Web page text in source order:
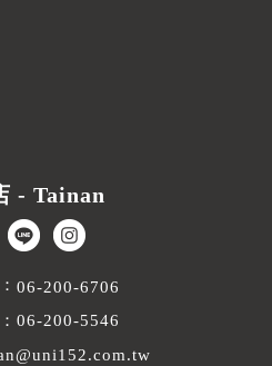
- Tainan
06-200-6706
06-200-5546